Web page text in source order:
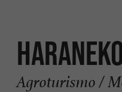
Agroturismo /